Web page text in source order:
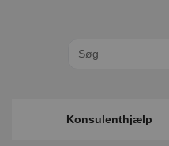
Konsulenthjælp